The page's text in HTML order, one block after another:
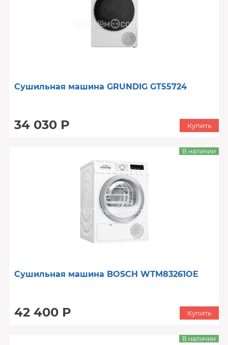
Сушильная машина GRUNDIG GT55724
34 030 Р Купить
Сушильная машина BOSCH WTM83261OE
42 400 Р
В наличии
Купить
В наличии